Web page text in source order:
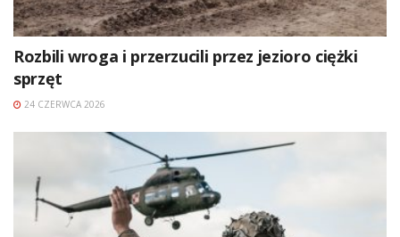
Rozbili wroga i przerzucili przez jezioro ciężki
sprzęt
24 CZERWCA 2026